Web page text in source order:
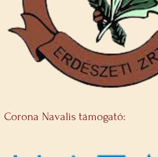
Corona Navalis támogató: